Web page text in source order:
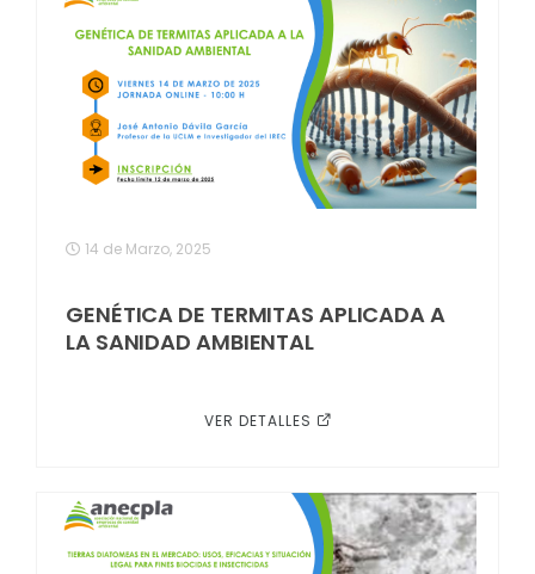
14 de Marzo, 2025
GENÉTICA DE TERMITAS APLICADA A
LA SANIDAD AMBIENTAL
VER DETALLES